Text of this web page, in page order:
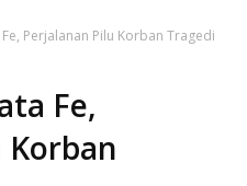
Perjalanan Pilu Korban Tragedi
Fe,